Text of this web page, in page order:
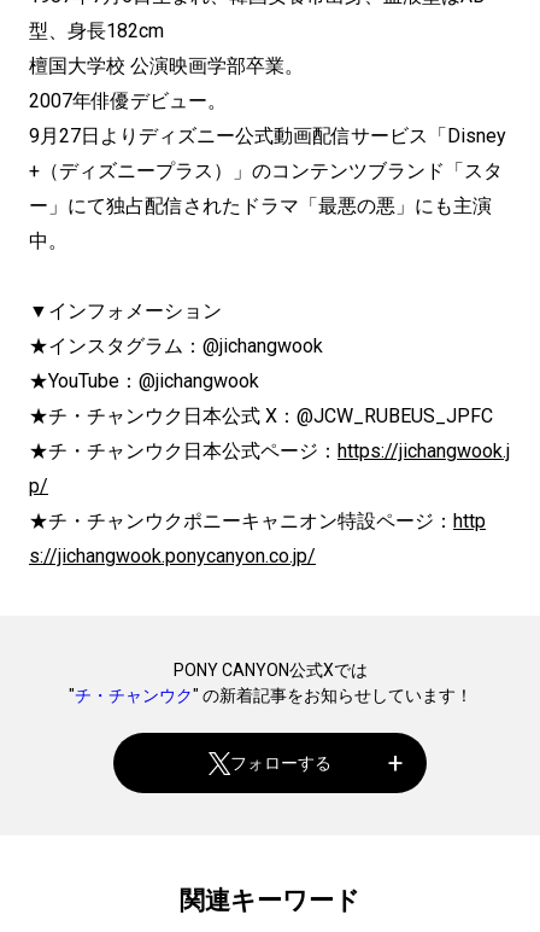
型、身長182cm
檀国大学校 公演映画学部卒業。
2007年俳優デビュー。
9月27日よりディズニー公式動画配信サービス「Disney
+（ディズニープラス）」のコンテンツブランド「スタ
ー」にて独占配信されたドラマ「最悪の悪」にも主演
中。
▼インフォメーション
★インスタグラム：@jichangwook
★YouTube：@jichangwook
★チ・チャンウク日本公式 X：@JCW_RUBEUS_JPFC
★チ・チャンウク日本公式ページ： https://jichangwook.j
p/
★チ・チャンウクポニーキャニオン特設ページ： http
s://jichangwook.ponycanyon.co.jp/
PONY CANYON公式Xでは
"チ・チャンウク" の新着記事をお知らせしています！
フォローする
関連キーワード